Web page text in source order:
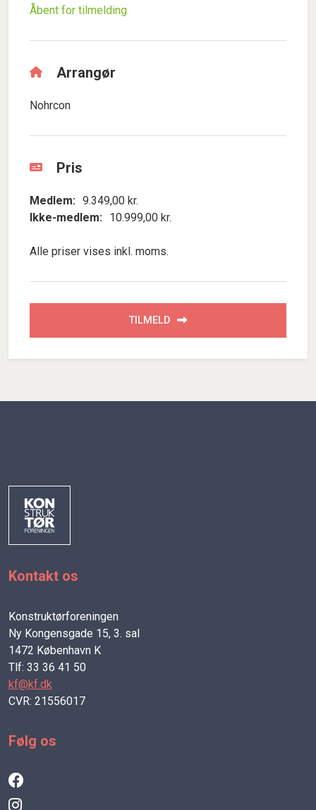
Åbent for tilmelding
Arrangør
Nohrcon
Pris
Medlem: 9.349,00 kr.
Ikke-medlem: 10.999,00 kr.
Alle priser vises inkl. moms.
TILMELD
Kontakt os
Konstruktørforeningen
Ny Kongensgade 15, 3. sal
1472 København K
Tlf: 33 36 41 50
kf@kf.dk
CVR: 21556017
Følg os